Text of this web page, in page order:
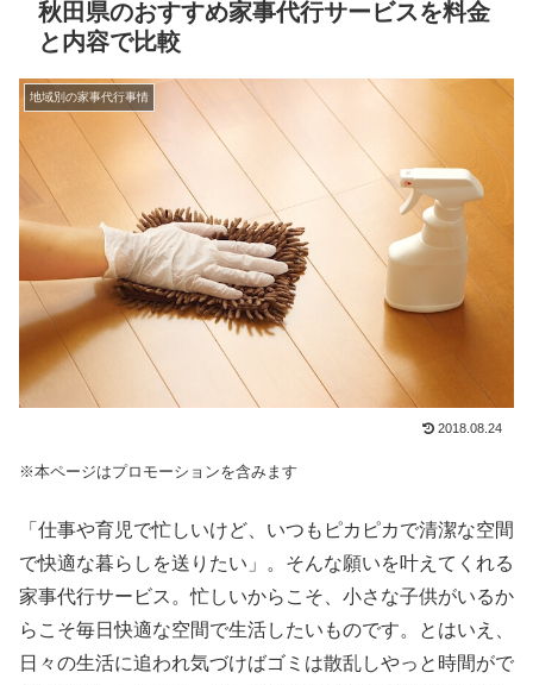
秋田県のおすすめ家事代行サービスを料金
と内容で比較
地域別の家事代行事情
2018.08.24
※本ページはプロモーションを含みます
「仕事や育児で忙しいけど、いつもピカピカで清潔な空間
で快適な暮らしを送りたい」。そんな願いを叶えてくれる
家事代行サービス。忙しいからこそ、小さな子供がいるか
らこそ毎日快適な空間で生活したいものです。とはいえ、
日々の生活に追われ気づけばゴミは散乱しやっと時間がで